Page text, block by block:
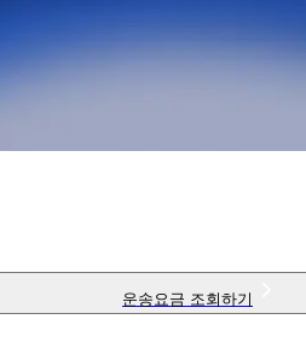
운송요금 조회하기